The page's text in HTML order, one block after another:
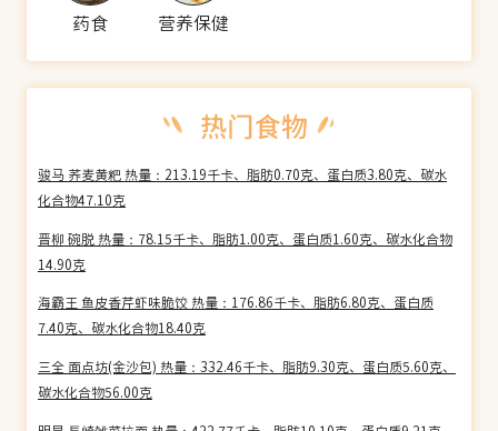
药食 营养保健
骏马 荞麦黄粑 热量：213.19千卡、脂肪0.70克、蛋白质3.80克、碳水
化合物47.10克
晋柳 碗脱 热量：78.15千卡、脂肪1.00克、蛋白质1.60克、碳水化合物
14.90克
海霸王 鱼皮香芹虾味脆饺 热量：176.86千卡、脂肪6.80克、蛋白质
7.40克、碳水化合物18.40克
三全 面点坊(金沙包) 热量：332.46千卡、脂肪9.30克、蛋白质5.60克、
碳水化合物56.00克